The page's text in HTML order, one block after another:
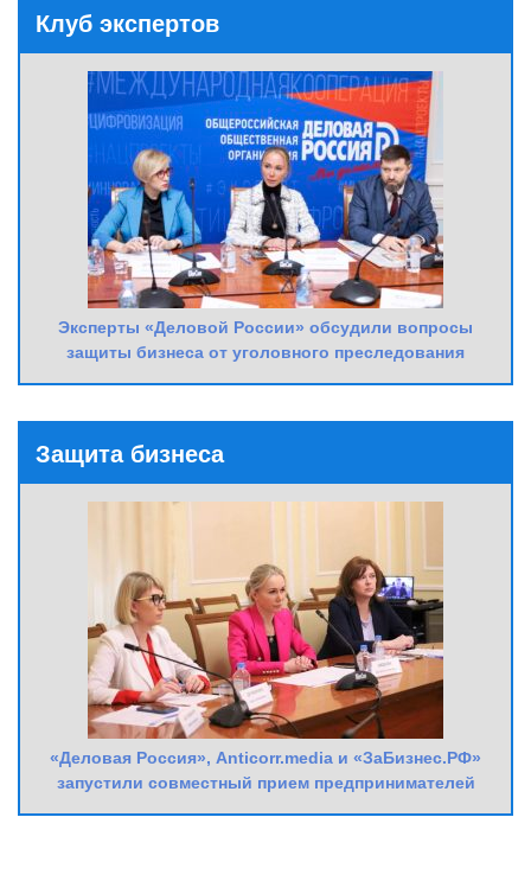
Клуб экспертов
Эксперты «Деловой России» обсудили вопросы
защиты бизнеса от уголовного преследования
Защита бизнеса
«Деловая Россия», Anticorr.media и «ЗаБизнес.РФ»
запустили совместный прием предпринимателей